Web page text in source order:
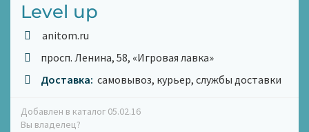
Level up
anitom.ru
просп. Ленина, 58, «Игровая лавка»
Доставка: самовывоз, курьер, службы доставки
Добавлен в каталог 05.02.16
Вы владелец?